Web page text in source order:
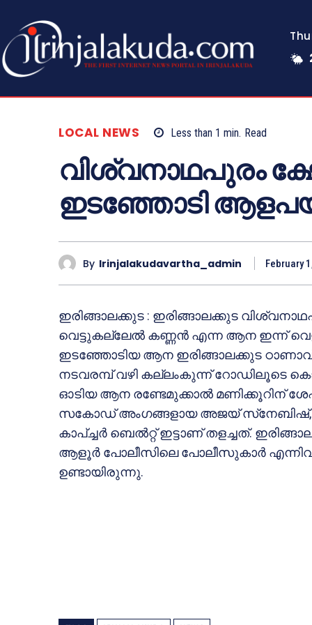
LOCAL NEWS Less than 1 min. Read
വിശ്വനാഥപുരം
ഇടഞ്ഞോടി
By Irinjalakudavartha_admin February
ഇരിങ്ങാലക്കുട : ഇരിങ്ങാലക്കുട
വെട്ടുകല്ലേല്‍ കണ്ണന്‍ എന്ന ആന ഇന്ന്
ഇടഞ്ഞോടിയ ആന ഇരിങ്ങാലക്കുട
നടവരമ്പ് വഴി കല്ലംകുന്ന് റോഡിലൂടെ
ഓടിയ ആന രണ്ടേമുക്കാല്‍ മണിക്കൂറിന്
സകോഡ് അംഗങ്ങളായ അജയ് സ്‌നേബിഷ്,
കാപ്ച്ചര്‍ ബെല്‍റ്റ് ഇട്ടാണ് തളച്ചത്.
ആളൂര്‍ പോലീസിലെ പോലീസുകാര്‍
ഉണ്ടായിരുന്നു.